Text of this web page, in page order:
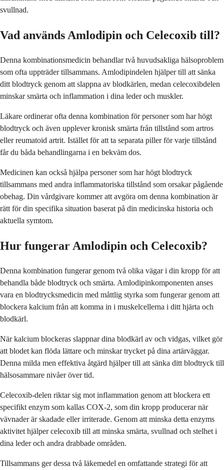
svullnad.
Vad används Amlodipin och Celecoxib till?
Denna kombinationsmedicin behandlar två huvudsakliga hälsoproblem
som ofta uppträder tillsammans. Amlodipindelen hjälper till att sänka
ditt blodtryck genom att slappna av blodkärlen, medan celecoxibdelen
minskar smärta och inflammation i dina leder och muskler.
Läkare ordinerar ofta denna kombination för personer som har högt
blodtryck och även upplever kronisk smärta från tillstånd som artros
eller reumatoid artrit. Istället för att ta separata piller för varje tillstånd
får du båda behandlingarna i en bekväm dos.
Medicinen kan också hjälpa personer som har högt blodtryck
tillsammans med andra inflammatoriska tillstånd som orsakar pågående
obehag. Din vårdgivare kommer att avgöra om denna kombination är
rätt för din specifika situation baserat på din medicinska historia och
aktuella symtom.
Hur fungerar Amlodipin och Celecoxib?
Denna kombination fungerar genom två olika vägar i din kropp för att
behandla både blodtryck och smärta. Amlodipinkomponenten anses
vara en blodtrycksmedicin med måttlig styrka som fungerar genom att
blockera kalcium från att komma in i muskelcellerna i ditt hjärta och
blodkärl.
När kalcium blockeras slappnar dina blodkärl av och vidgas, vilket gör
att blodet kan flöda lättare och minskar trycket på dina artärväggar.
Denna milda men effektiva åtgärd hjälper till att sänka ditt blodtryck till
hälsosammare nivåer över tid.
Celecoxib-delen riktar sig mot inflammation genom att blockera ett
specifikt enzym som kallas COX-2, som din kropp producerar när
vävnader är skadade eller irriterade. Genom att minska detta enzyms
aktivitet hjälper celecoxib till att minska smärta, svullnad och stelhet i
dina leder och andra drabbade områden.
Tillsammans ger dessa två läkemedel en omfattande strategi för att